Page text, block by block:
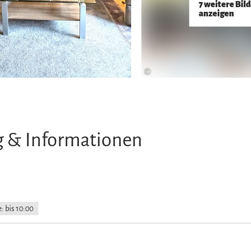
7 weitere
anzeigen
©
& Informationen
bis 10:00